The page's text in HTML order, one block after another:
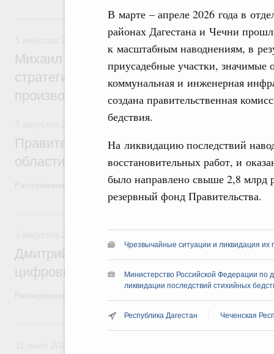
В марте – апреле 2026 года в
районах Дагестана и Чечни
к масштабным наводнениям, в
приусадебные участки, значимые
коммунальная и инженерная
создана правительственная
бедствия.
На ликвидацию последствий
восстановительных работ, и
было направлено свыше 2,8 млрд
резервный фонд Правительства.
Чрезвычайные ситуации и ликвидация их
Министерство Российской Федерации по
ликвидации последствий стихийных
Республика Дагестан Чеченская
5 августа, среда
Вопросы производительности труда и
Михаил Мишустин дал поручения по
стратегической сессии, посвящённой
производительности труда
Национальный проект «Экологическое
Правительство увеличило объём
области в рамках федерального
Распоряжение от 3 августа 2026 года №2067-р
Дмитрий Григоренко возглавил штаб по
цифровых платформ
31 июля, пятница